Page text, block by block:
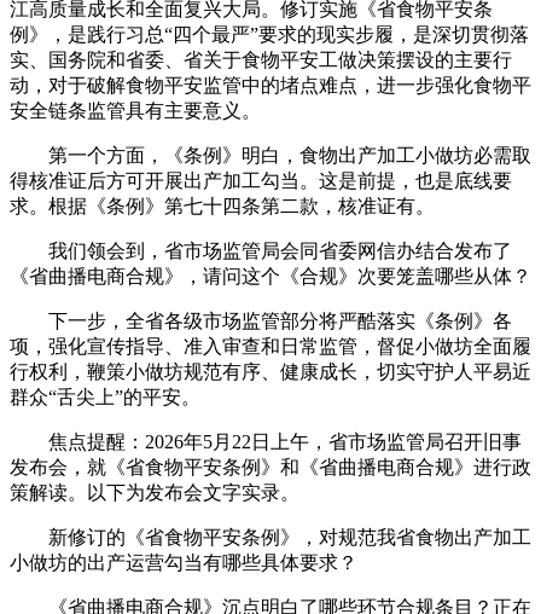
江高质量成长和全面复兴大局。修订实施《省食物平安条
例》，是践行习总“四个最严”要求的现实步履，是深切贯彻落
实、国务院和省委、省关于食物平安工做决策摆设的主要行
动，对于破解食物平安监管中的堵点难点，进一步强化食物平
安全链条监管具有主要意义。
第一个方面，《条例》明白，食物出产加工小做坊必需取
得核准证后方可开展出产加工勾当。这是前提，也是底线要
求。根据《条例》第七十四条第二款，核准证有。
我们领会到，省市场监管局会同省委网信办结合发布了
《省曲播电商合规》，请问这个《合规》次要笼盖哪些从体？
下一步，全省各级市场监管部分将严酷落实《条例》各
项，强化宣传指导、准入审查和日常监管，督促小做坊全面履
行权利，鞭策小做坊规范有序、健康成长，切实守护人平易近
群众“舌尖上”的平安。
焦点提醒：2026年5月22日上午，省市场监管局召开旧事
发布会，就《省食物平安条例》和《省曲播电商合规》进行政
策解读。以下为发布会文字实录。
新修订的《省食物平安条例》，对规范我省食物出产加工
小做坊的出产运营勾当有哪些具体要求？
《省曲播电商合规》沉点明白了哪些环节合规条目？正在